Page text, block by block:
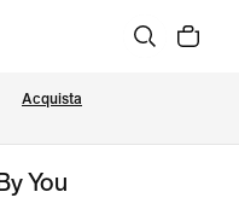
Acquista
You